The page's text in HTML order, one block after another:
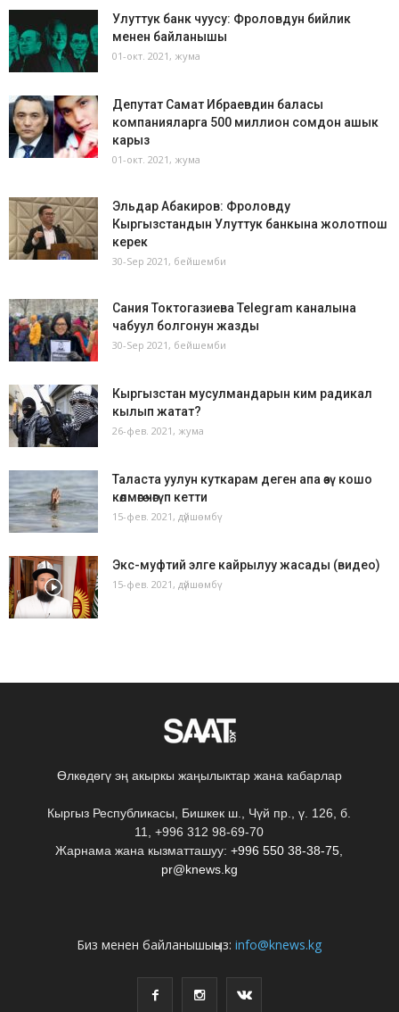
Улуттук банк чуусу: Фроловдун бийлик
менен байланышы
01-окт. 2021, жума
Депутат Самат Ибраевдин баласы
компанияларга 500 миллион сомдон ашык
карыз
01-окт. 2021, жума
Эльдар Абакиров: Фроловду
Кыргызстандын Улуттук банкына жолотпош
керек
30-Sep 2021, бейшемби
Сания Токтогазиева Telegram каналына
чабуул болгонун жазды
30-Sep 2021, бейшемби
Кыргызстан мусулмандарын ким радикал
кылып жатат?
26-фев. 2021, жума
Таласта уулун куткарам деген апа өзү кошо
көлмөгө чөгүп кетти
15-фев. 2021, дүйшөмбү
Экс-муфтий элге кайрылуу жасады (видео)
15-фев. 2021, дүйшөмбү
Өлкөдөгү эң акыркы жаңылыктар жана кабарлар
Кыргыз Республикасы, Бишкек ш., Чүй пр., ү. 126, б.
11, +996 312 98-69-70
Жарнама жана кызматташуу:+996 550 38-38-75
pr@knews.kg
Биз менен байланышыңыз:info@knews.kg